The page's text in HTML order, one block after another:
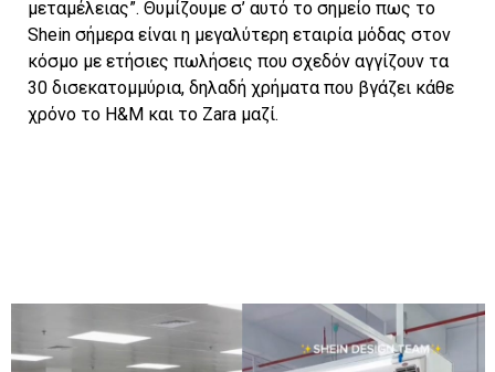
μεταμέλειας”. Θυμίζουμε σ’ αυτό το σημείο πως το
Shein σήμερα είναι η μεγαλύτερη εταιρία μόδας στον
κόσμο με ετήσιες πωλήσεις που σχεδόν αγγίζουν τα
30 δισεκατομμύρια, δηλαδή χρήματα που βγάζει κάθε
χρόνο το H&M και το Zara μαζί.